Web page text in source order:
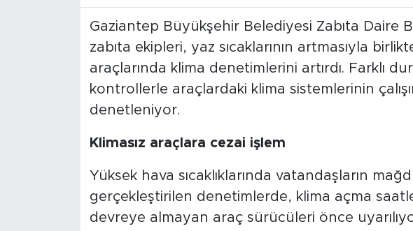
Gaziantep Büyükşehir Belediyesi Zabıta Daire
zabıta ekipleri, yaz sıcaklarının artmasıyla
araçlarında klima denetimlerini artırdı. Farklı
kontrollerle araçlardaki klima sistemlerinin
denetleniyor.
Klimasız araçlara cezai işlem
Yüksek hava sıcaklıklarında vatandaşların
gerçekleştirilen denetimlerde, klima açma
devreye almayan araç sürücüleri önce